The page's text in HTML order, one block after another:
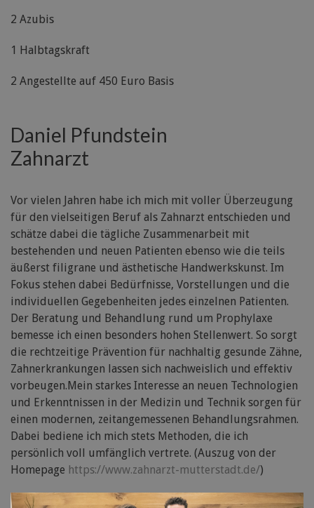
2 Azubis
1 Halbtagskraft
2 Angestellte auf 450 Euro Basis
Daniel Pfundstein
Zahnarzt
Vor vielen Jahren habe ich mich mit voller Überzeugung
für den vielseitigen Beruf als Zahnarzt entschieden und
schätze dabei die tägliche Zusammenarbeit mit
bestehenden und neuen Patienten ebenso wie die teils
äußerst filigrane und ästhetische Handwerkskunst. Im
Fokus stehen dabei Bedürfnisse, Vorstellungen und die
individuellen Gegebenheiten jedes einzelnen Patienten.
Der Beratung und Behandlung rund um Prophylaxe
bemesse ich einen besonders hohen Stellenwert. So sorgt
die rechtzeitige Prävention für nachhaltig gesunde Zähne,
Zahnerkrankungen lassen sich nachweislich und effektiv
vorbeugen.Mein starkes Interesse an neuen Technologien
und Erkenntnissen in der Medizin und Technik sorgen für
einen modernen, zeitangemessenen Behandlungsrahmen.
Dabei bediene ich mich stets Methoden, die ich
persönlich voll umfänglich vertrete. (Auszug von der
Homepage https://www.zahnarzt-mutterstadt.de/)